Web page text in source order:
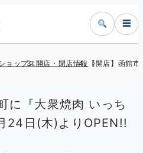
☰
ョップス開店・閉店情報 【開店】函館
に『大衆焼肉 いっち
24日(木)よりOPEN!!